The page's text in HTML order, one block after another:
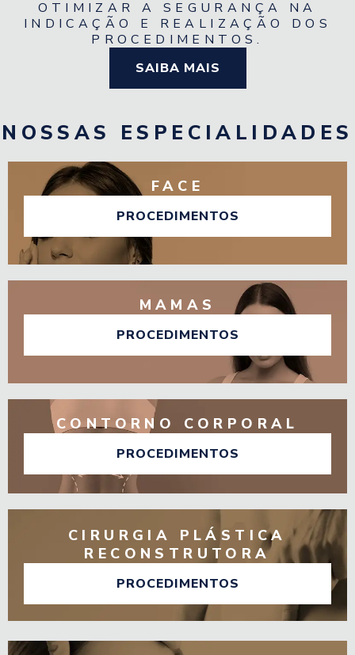
OTIMIZAR A SEGURANÇA NA
INDICAÇÃO E REALIZAÇÃO DOS
PROCEDIMENTOS.
SAIBA MAIS
NOSSAS ESPECIALIDADES
FACE
PROCEDIMENTOS
MAMAS
PROCEDIMENTOS
CONTORNO CORPORAL
PROCEDIMENTOS
CIRURGIA PLÁSTICA
RECONSTRUTORA
PROCEDIMENTOS